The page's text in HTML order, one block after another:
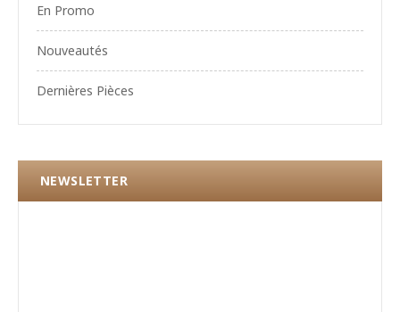
En Promo
Nouveautés
Dernières Pièces
NEWSLETTER